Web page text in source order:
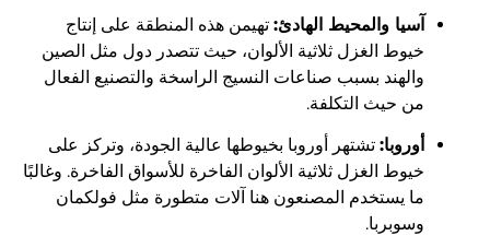
آسيا والمحيط الهادئ: تهيمن هذه المنطقة على إنتاج
خيوط الغزل ثلاثية الألوان، حيث تتصدر دول مثل الصين
والهند بسبب صناعات النسيج الراسخة والتصنيع الفعال
من حيث التكلفة.
أوروبا: تشتهر أوروبا بخيوطها عالية الجودة، وتركز على
خيوط الغزل ثلاثية الألوان الفاخرة للأسواق الفاخرة. وغالبًا
ما يستخدم المصنعون هنا آلات متطورة مثل فولكمان
وسوبربا.